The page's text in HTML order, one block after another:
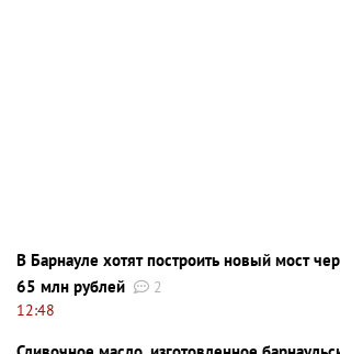
В Барнауле хотят построить новый мост
65 млн рублей
2
12:48